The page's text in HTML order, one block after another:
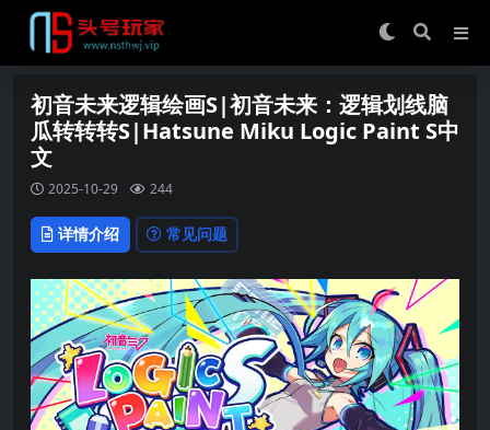
初音未来逻辑绘画S|初音未来：逻辑划线脑
瓜转转转S|Hatsune Miku Logic Paint S中
文
2025-10-29 244
详情介绍 常见问题